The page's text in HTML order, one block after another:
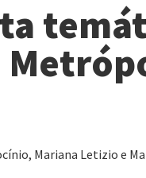
Mariana Letizio e